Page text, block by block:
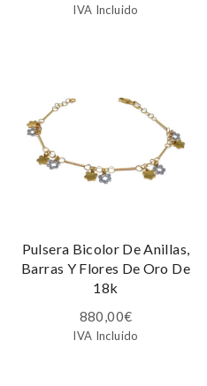
IVA Incluido
Pulsera Bicolor De Anillas,
Barras Y Flores De Oro De
18k
880,00€
IVA Incluido